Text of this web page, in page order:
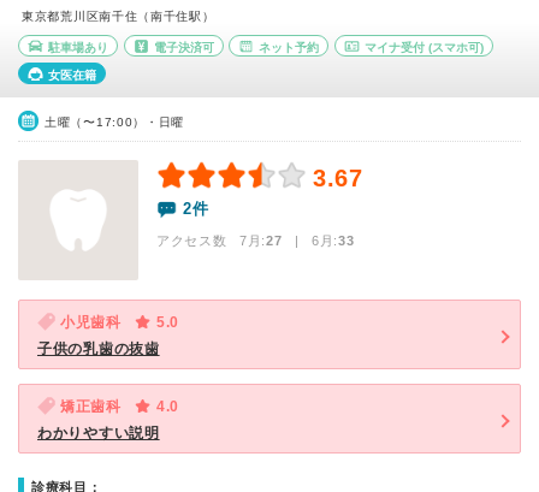
東京都荒川区南千住（南千住駅）
駐車場あり 電子決済可 ネット予約 マイナ受付 (スマホ可)
女医在籍
土曜（〜17:00）・日曜
3.67
2件
アクセス数 7月:27 | 6月:33
小児歯科
5.0
子供の乳歯の抜歯
矯正歯科
4.0
わかりやすい説明
診療科目：